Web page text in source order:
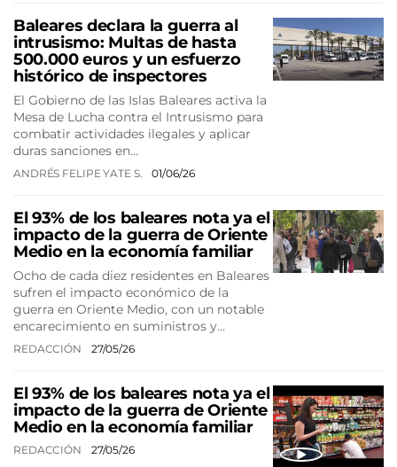
Baleares declara la guerra al
intrusismo: Multas de hasta
500.000 euros y un esfuerzo
histórico de inspectores
El Gobierno de las Islas Baleares activa la
Mesa de Lucha contra el Intrusismo para
combatir actividades ilegales y aplicar
duras sanciones en…
ANDRÉS FELIPE YATE S. 01/06/26
El 93% de los baleares nota ya el
impacto de la guerra de Oriente
Medio en la economía familiar
Ocho de cada diez residentes en Baleares
sufren el impacto económico de la
guerra en Oriente Medio, con un notable
encarecimiento en suministros y…
REDACCIÓN 27/05/26
El 93% de los baleares nota ya el
impacto de la guerra de Oriente
Medio en la economía familiar
REDACCIÓN 27/05/26